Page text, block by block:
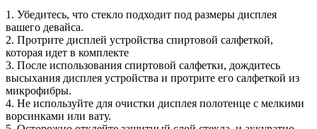
1. Убедитесь, что стекло подходит под размеры дисплея
вашего девайса.
2. Протрите дисплей устройства спиртовой салфеткой,
которая идет в комплекте
3. После использования спиртовой салфетки, дождитесь
высыхания дисплея устройства и протрите его салфеткой из
микрофибры.
4. Не используйте для очистки дисплея полотенце с мелкими
ворсинками или вату.